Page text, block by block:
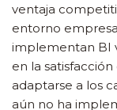
ventaja
entorno
implementan BI
en la
adaptarse a los
aún no ha